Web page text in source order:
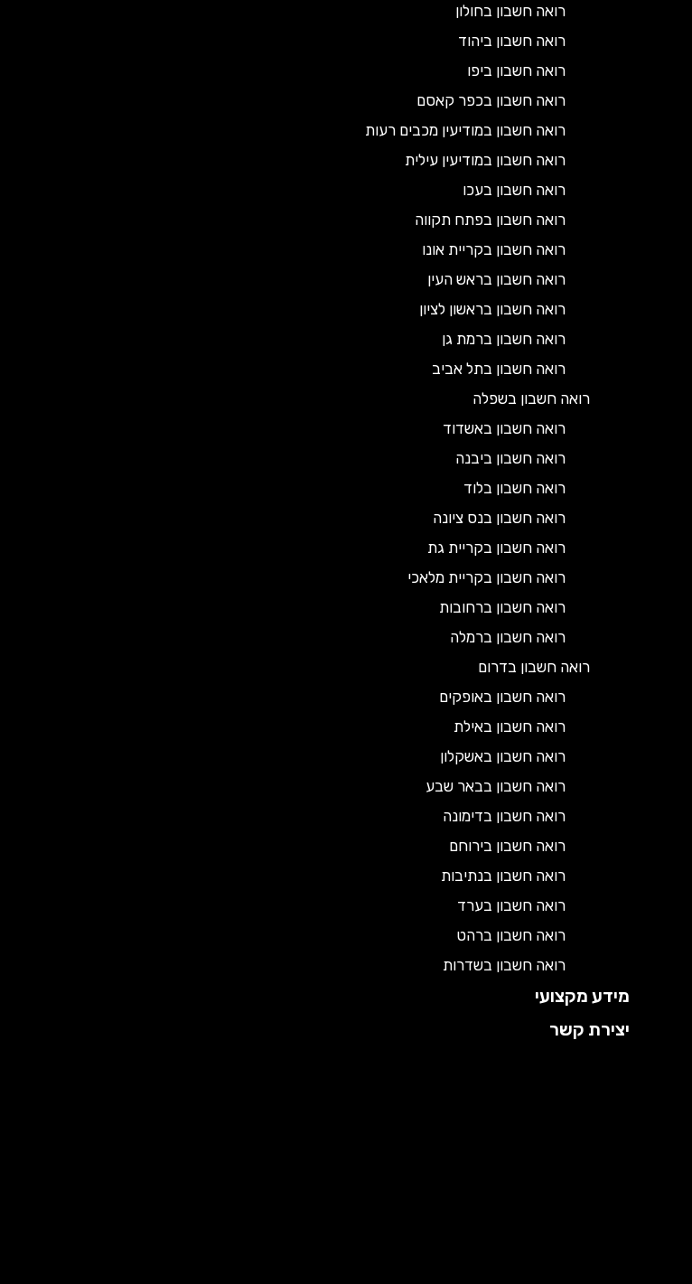
רואה חשבון בחולון
רואה חשבון ביהוד
רואה חשבון ביפו
רואה חשבון בכפר קאסם
רואה חשבון במודיעין מכבים רעות
רואה חשבון במודיעין עילית
רואה חשבון בעכו
רואה חשבון בפתח תקווה
רואה חשבון בקריית אונו
רואה חשבון בראש העין
רואה חשבון בראשון לציון
רואה חשבון ברמת גן
רואה חשבון בתל אביב
רואה חשבון בשפלה
רואה חשבון באשדוד
רואה חשבון ביבנה
רואה חשבון בלוד
רואה חשבון בנס ציונה
רואה חשבון בקריית גת
רואה חשבון בקריית מלאכי
רואה חשבון ברחובות
רואה חשבון ברמלה
רואה חשבון בדרום
רואה חשבון באופקים
רואה חשבון באילת
רואה חשבון באשקלון
רואה חשבון בבאר שבע
רואה חשבון בדימונה
רואה חשבון בירוחם
רואה חשבון בנתיבות
רואה חשבון בערד
רואה חשבון ברהט
רואה חשבון בשדרות
מידע מקצועי
יצירת קשר